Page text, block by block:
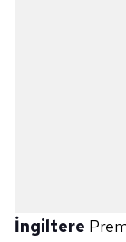
İngiltere